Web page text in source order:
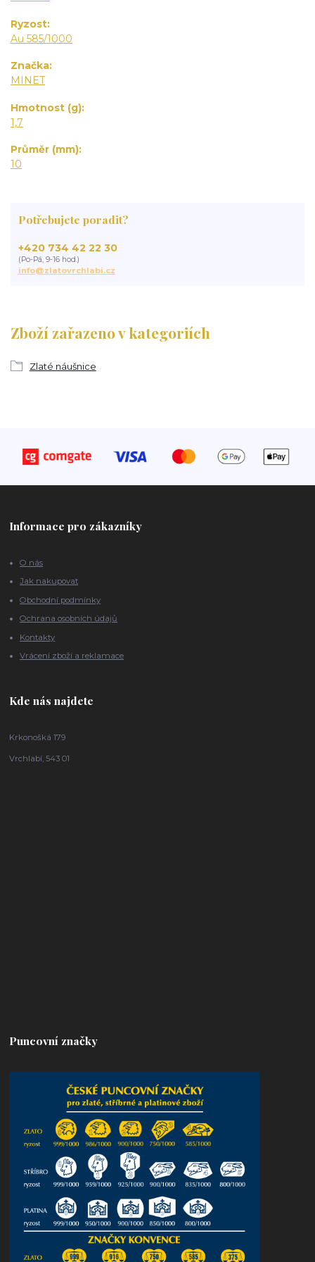
Ryzost
Au 585/1000
Značka
MINET
Hmotnost (g)
1,7
Průměr (mm)
10
Zboží zařazeno v kategoriích
Zlaté náušnice
Potřebujete poradit?
+420 734 42 22 30
(Po-Pá, 9-16 hod.)
info@zlatovrchlabi.cz
Informace pro zákazníky
O nás
Jak nakupovat
Obchodní podmínky
Ochrana osobních údajů
Kontakty
Vrácení zboží a reklamace
Kde nás najdete
Krkonošká 179
Vrchlabí, 543 01
Puncovní značky